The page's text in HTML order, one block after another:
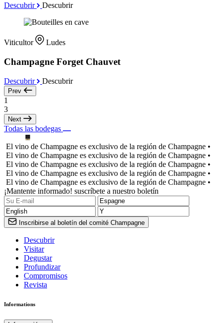
Descubrir Descubrir
Viticultor Ludes
Champagne Forget Chauvet
Descubrir Descubrir
Prev
1
3
Next
Todas las bodegas
El vino de Champagne es exclusivo de la región de Champagne •
El vino de Champagne es exclusivo de la región de Champagne •
El vino de Champagne es exclusivo de la región de Champagne •
El vino de Champagne es exclusivo de la región de Champagne •
El vino de Champagne es exclusivo de la región de Champagne •
¡Mantente informado! suscríbete a nuestro boletín
Inscribirse al boletín del comité Champagne
Descubrir
Visitar
Degustar
Profundizar
Compromisos
Revista
Informations